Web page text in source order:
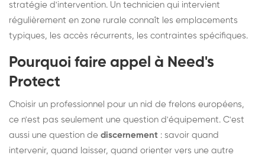
stratégie d'intervention. Un technicien qui intervient
régulièrement en zone rurale connaît les emplacements
typiques, les accès récurrents, les contraintes spécifiques.
Pourquoi faire appel à Need's
Protect
Choisir un professionnel pour un nid de frelons européens,
ce n'est pas seulement une question d'équipement. C'est
aussi une question de discernement : savoir quand
intervenir, quand laisser, quand orienter vers une autre